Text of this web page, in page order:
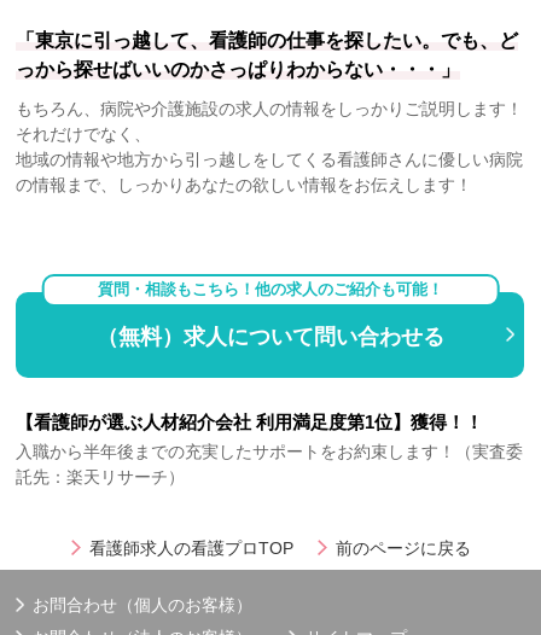
「東京に引っ越して、看護師の仕事を探したい。でも、ど
っから探せばいいのかさっぱりわからない・・・」
もちろん、病院や介護施設の求人の情報をしっかりご説明します！
それだけでなく、
地域の情報や地方から引っ越しをしてくる看護師さんに優しい病院
の情報まで、しっかりあなたの欲しい情報をお伝えします！
質問・相談もこちら！他の求人のご紹介も可能！
（無料）求人について問い合わせる
【看護師が選ぶ人材紹介会社 利用満足度第1位】獲得！！
入職から半年後までの充実したサポートをお約束します！（実査委
託先：楽天リサーチ）
看護師求人の看護プロTOP 前のページに戻る
お問合わせ（個人のお客様）